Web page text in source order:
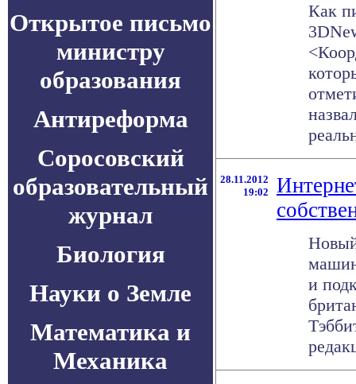
Открытое письмо
министру
образования
Антиреформа
Соросовский
образовательный
журнал
Биология
Науки о Земле
Математика и
Механика
Как
28.11.2012
19:02
и